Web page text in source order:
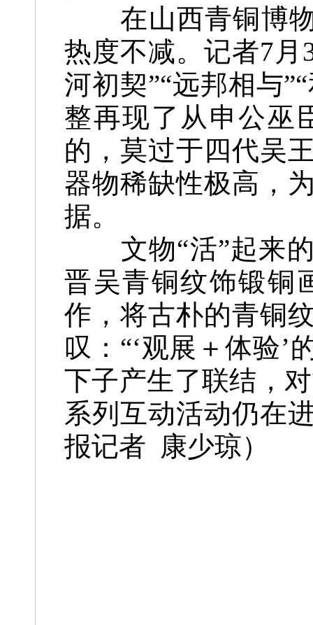
在山西青铜博物
热度不减。记者7月
河初契”“远邦相与
整再现了从申公巫
的，莫过于四代吴
器物稀缺性极高，
据。
文物“活”起来的
晋吴青铜纹饰锻铜
作，将古朴的青铜
叹：“‘观展＋体验
下子产生了联结，
系列互动活动仍在
报记者 康少琼）